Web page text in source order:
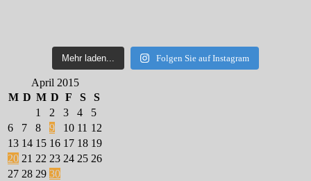
Mehr laden... Folgen Sie auf Instagram
April 2015
M D M D F S
S
1
2 3 4
5
6
7 8 9 10 11 12
13 14 15 16 17 18 19
20 21 22 23 24 25 26
27 28 29 30